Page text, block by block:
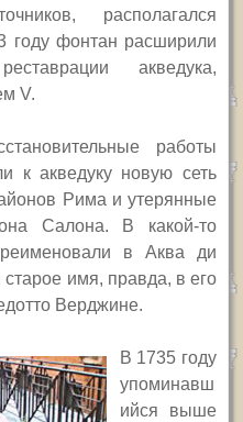
располагался
году фонтан расширили
акведука,
V.
работы
к акведуку новую сеть
Рима и утерянные
Салона. В какой-то
в Аква ди
имя, правда, в его
Верджине.
В 1735 году
упоминавш
ийся выше